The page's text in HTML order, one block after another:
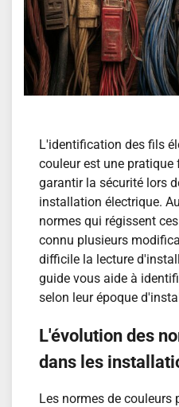
L'identification des fils
couleur est une
garantir la sécurité lors
installation électrique.
normes qui régissent
connu plusieurs
difficile la lecture
guide vous aide à
selon leur époque
L'évolution des
dans les
Les normes de couleurs